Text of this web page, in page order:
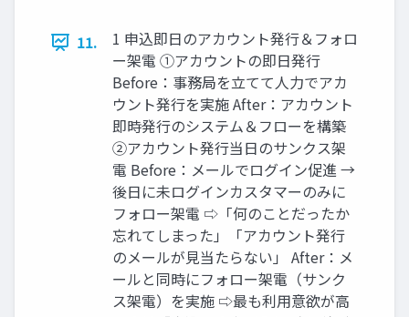
11.
1 申込即日のアカウント発行＆フォロ
ー架電 ①アカウントの即日発行
Before：事務局を立てて人力でアカ
ウント発行を実施 After：アカウント
即時発行のシステム＆フローを構築
②アカウント発行当日のサンクス架
電 Before：メールでログイン促進 →
後日に未ログインカスタマーのみに
フォロー架電 ⇨「何のことだったか
忘れてしまった」「アカウント発行
のメールが見当たらない」 After：メ
ールと同時にフォロー架電（サンク
ス架電）を実施 ⇨最も利用意欲が高